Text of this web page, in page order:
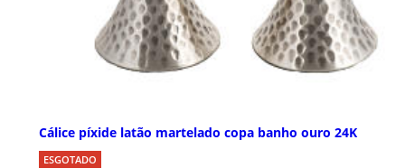
Cálice píxide latão martelado copa banho ouro 24K
ESGOTADO